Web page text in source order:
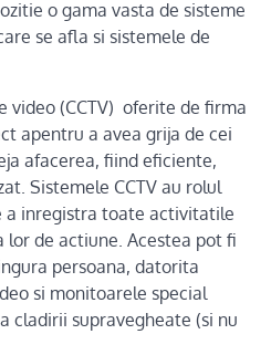
o gama vasta de sisteme
se afla si sistemele de
video (CCTV) oferite de firma
apentru a avea grija de cei
afacerea, fiind eficiente,
Sistemele CCTV au rolul
a inregistra toate activitatile
lor de actiune. Acestea pot fi
persoana, datorita
si monitoarele special
cladirii supravegheate (si nu